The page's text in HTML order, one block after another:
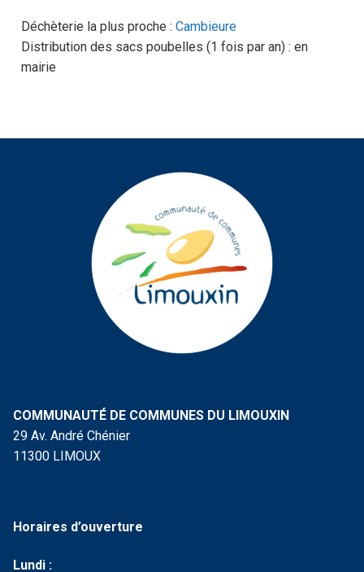
Déchèterie la plus proche : Cambieure
Distribution des sacs poubelles (1 fois par an) : en
mairie
COMMUNAUTÉ DE COMMUNES DU LIMOUXIN
29 Av. André Chénier
11300 LIMOUX
Horaires d’ouverture
Lundi :